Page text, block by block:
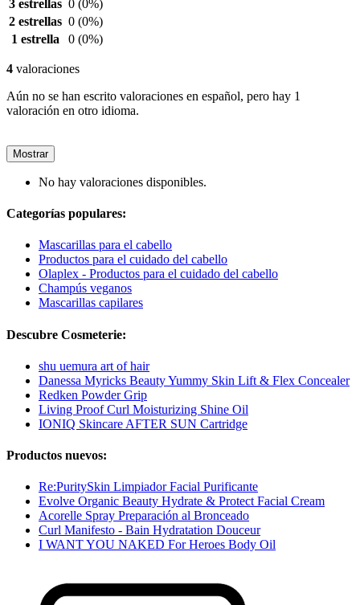
3 estrellas 0 (0%)
2 estrellas 0 (0%)
1 estrella
0 (0%)
4 valoraciones
Aún no se han escrito valoraciones en español, pero hay 1
valoración en otro idioma.
Mostrar
No hay valoraciones disponibles.
Categorías populares:
Mascarillas para el cabello
Productos para el cuidado del cabello
Olaplex - Productos para el cuidado del cabello
Champús veganos
Mascarillas capilares
Descubre Cosmeterie:
shu uemura art of hair
Danessa Myricks Beauty Yummy Skin Lift & Flex Concealer
Redken Powder Grip
Living Proof Curl Moisturizing Shine Oil
IONIQ Skincare AFTER SUN Cartridge
Productos nuevos:
Re:PuritySkin Limpiador Facial Purificante
Evolve Organic Beauty Hydrate & Protect Facial Cream
Acorelle Spray Preparación al Bronceado
Curl Manifesto - Bain Hydratation Douceur
I WANT YOU NAKED For Heroes Body Oil